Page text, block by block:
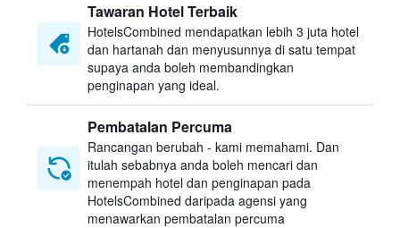
Tawaran Hotel Terbaik
HotelsCombined mendapatkan lebih 3 juta hotel
dan hartanah dan menyusunnya di satu tempat
supaya anda boleh membandingkan
penginapan yang ideal.
Pembatalan Percuma
Rancangan berubah - kami memahami. Dan
itulah sebabnya anda boleh mencari dan
menempah hotel dan penginapan pada
HotelsCombined daripada agensi yang
menawarkan pembatalan percuma